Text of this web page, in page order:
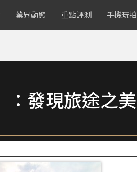
業界動態 重點評測 手機玩拍
：發現旅途之美